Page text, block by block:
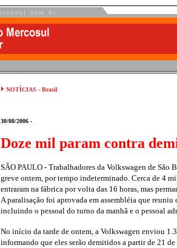
NOTÍCIAS - Brasil
30/08/2006 -
Doze mil param contra
SÃO PAULO - Trabalhadores da Volkswagen de São
greve ontem, por tempo indeterminado. Cerca de 4
entraram na fábrica por volta das 16 horas, mas
A paralisação foi aprovada em assembléia que reuniu
incluindo o pessoal do turno da manhã e o pessoal
No início da tarde de ontem, a Volkswagen enviou
informando que eles serão demitidos a partir de 21